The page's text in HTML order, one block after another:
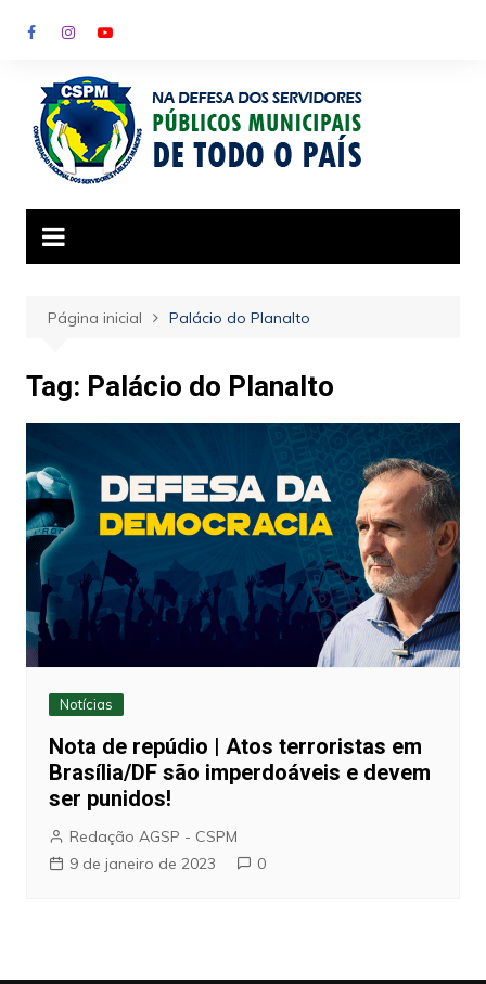
para
conteúdo
Página inicial Palácio do Planalto
Tag: Palácio do Planalto
Notícias
Nota de repúdio | Atos terroristas em
Brasília/DF são imperdoáveis e devem
ser punidos!
Redação AGSP - CSPM
9 de janeiro de 2023
0